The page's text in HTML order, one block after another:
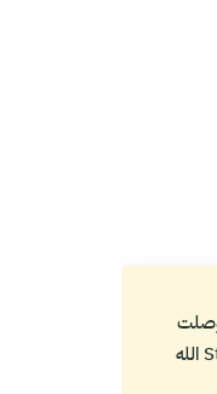
المعلومة بشكل جدا واضح Straightforward الله